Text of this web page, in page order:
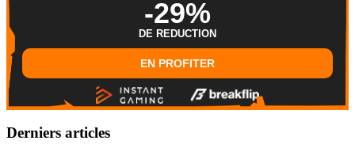
-29%
DE REDUCTION
EN PROFITER
Derniers articles